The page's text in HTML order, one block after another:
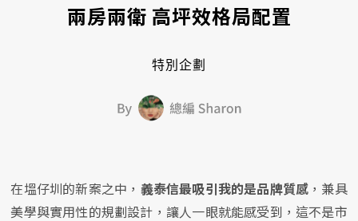
兩房兩衛 高坪效格局配置
特別企劃
在塭仔圳的新案之中， 義泰信最吸引我的是品牌質感 ，兼具
美學與實用性的規劃設計，讓人一眼就能感受到，這不是市